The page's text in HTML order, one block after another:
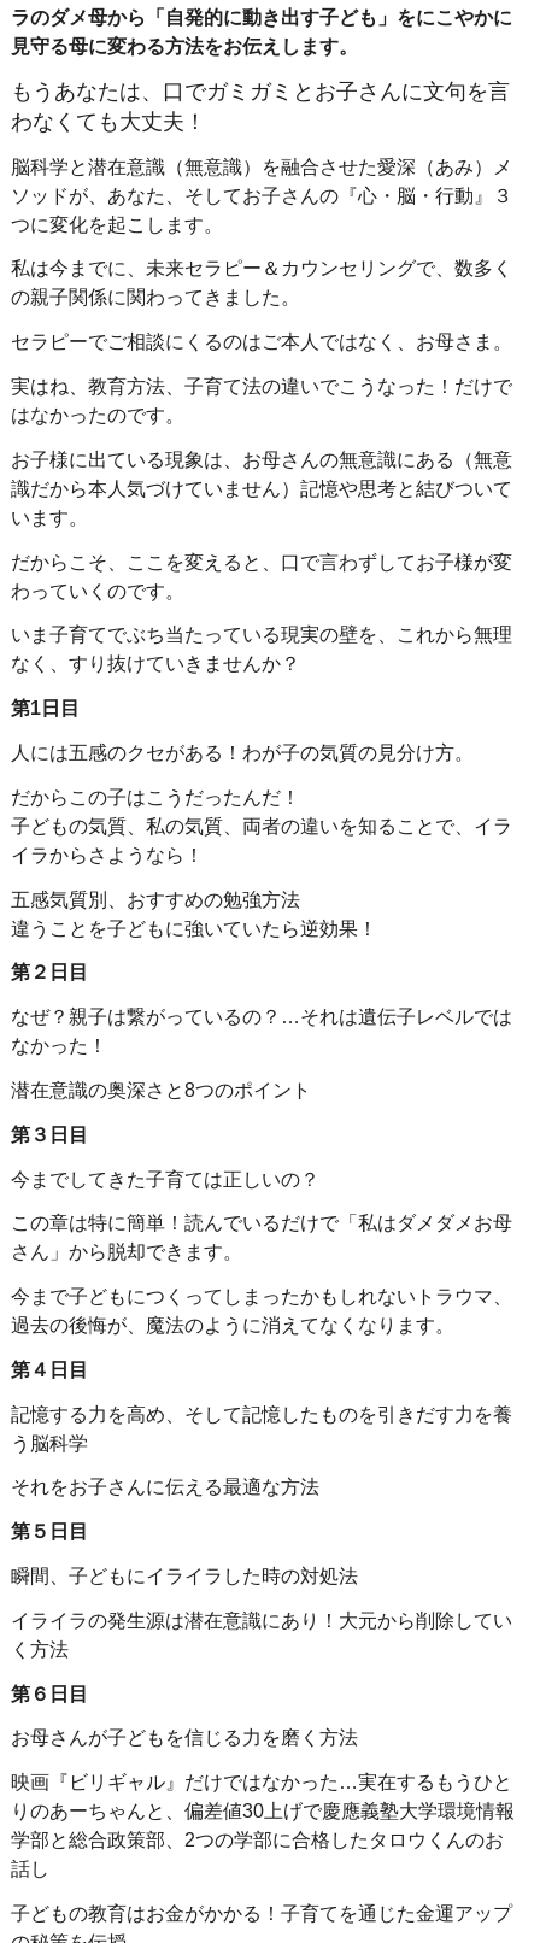
ラのダメ母から「自発的に動き出す子ども」をにこやかに
見守る母に変わる方法をお伝えします。
もうあなたは、口でガミガミとお子さんに文句を言
わなくても大丈夫！
脳科学と潜在意識（無意識）を融合させた愛深（あみ）メ
ソッドが、あなた、そしてお子さんの『心・脳・行動』３
つに変化を起こします。
私は今までに、未来セラピー＆カウンセリングで、数多く
の親子関係に関わってきました。
セラピーでご相談にくるのはご本人ではなく、お母さま。
実はね、教育方法、子育て法の違いでこうなった！だけで
はなかったのです。
お子様に出ている現象は、お母さんの無意識にある（無意
識だから本人気づけていません）記憶や思考と結びついて
います。
だからこそ、ここを変えると、口で言わずしてお子様が変
わっていくのです。
いま子育てでぶち当たっている現実の壁を、これから無理
なく、すり抜けていきませんか？
第1日目
人には五感のクセがある！わが子の気質の見分け方。
だからこの子はこうだったんだ！
子どもの気質、私の気質、両者の違いを知ることで、イラ
イラからさようなら！
五感気質別、おすすめの勉強方法
違うことを子どもに強いていたら逆効果！
第２日目
なぜ？親子は繋がっているの？…それは遺伝子レベルでは
なかった！
潜在意識の奥深さと8つのポイント
第３日目
今までしてきた子育ては正しいの？
この章は特に簡単！読んでいるだけで「私はダメダメお母
さん」から脱却できます。
今まで子どもにつくってしまったかもしれないトラウマ、
過去の後悔が、魔法のように消えてなくなります。
第４日目
記憶する力を高め、そして記憶したものを引きだす力を養
う脳科学
それをお子さんに伝える最適な方法
第５日目
瞬間、子どもにイライラした時の対処法
イライラの発生源は潜在意識にあり！大元から削除してい
く方法
第６日目
お母さんが子どもを信じる力を磨く方法
映画『ビリギャル』だけではなかった…実在するもうひと
りのあーちゃんと、偏差値30上げで慶應義塾大学環境情報
学部と総合政策部、2つの学部に合格したタロウくんのお
話し
子どもの教育はお金がかかる！子育てを通じた金運アップ